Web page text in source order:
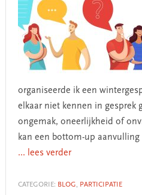
organiseerde ik een
elkaar niet kennen in gesprek
ongemak, oneerlijkheid of
kan een bottom-up
... lees verder
CATEGORIE: BLOG, PARTICIPATIE